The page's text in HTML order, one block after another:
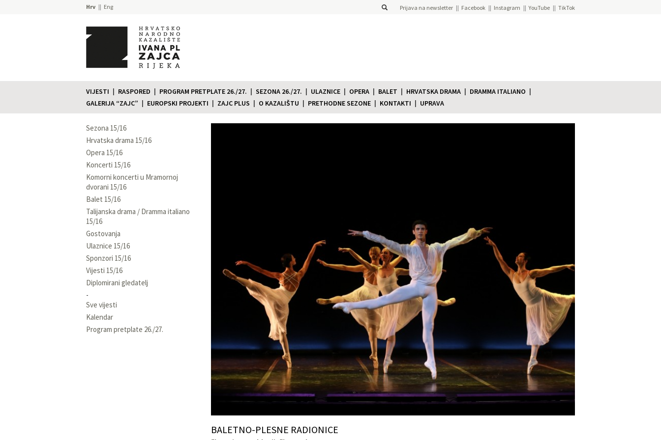
Hrv Eng Prijava na newsletter Facebook Instagram YouTube TikTok
VIJESTI RASPORED PROGRAM PRETPLATE 26./27. SEZONA 26./27. ULAZNICE OPERA BALET HRVATSKA DRAMA
DRAMMA ITALIANO
GALERIJA “ZAJC”
EUROPSKI PROJEKTI ZAJC PLUS O KAZALIŠTU PRETHODNE SEZONE KONTAKTI UPRAVA
Sezona 15/16
Hrvatska drama 15/16
Opera 15/16
Koncerti 15/16
Komorni koncerti u Mramornoj
dvorani 15/16
Balet 15/16
Talijanska drama / Dramma italiano
15/16
Gostovanja
Ulaznice 15/16
Sponzori 15/16
Vijesti 15/16
Diplomirani gledatelj
Sve vijesti
Kalendar
Program pretplate 26./27.
BALETNO-PLESNE RADIONICE